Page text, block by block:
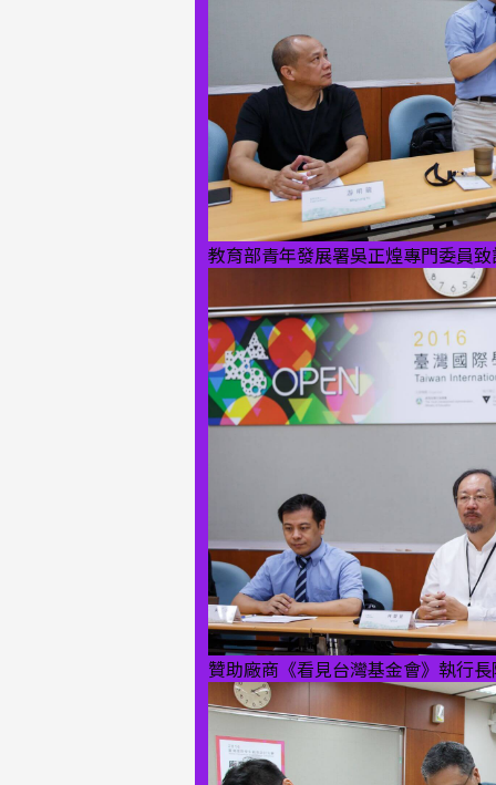
教育部青年發展署吳正煌專門委員
贊助廠商《看見台灣基金會》執行